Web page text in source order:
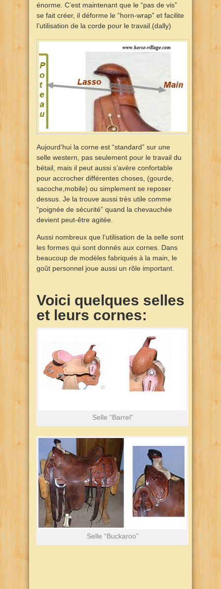
énorme. C’est maintenant que le “pas de vis”
se fait créer, il déforme le “horn-wrap” et facilite
l’utilisation de la corde pour le travail.(dally)
Aujourd’hui la corne est “standard” sur une
selle western, pas seulement pour le travail du
bétail, mais il peut aussi s’avère confortable
pour accrocher différentes choses, (gourde,
sacoche,mobile) ou simplement se reposer
dessus. Je la trouve aussi très utile comme
“poignée de sécurité” quand la chevauchée
devient peut-être agitée.
Aussi nombreux que l’utilisation de la selle sont
les formes qui sont donnés aux cornes. Dans
beaucoup de modèles fabriqués à la main, le
goût personnel joue aussi un rôle important.
Voici quelques selles
et leurs cornes:
Selle “Barrel”
Selle “Buckaroo”